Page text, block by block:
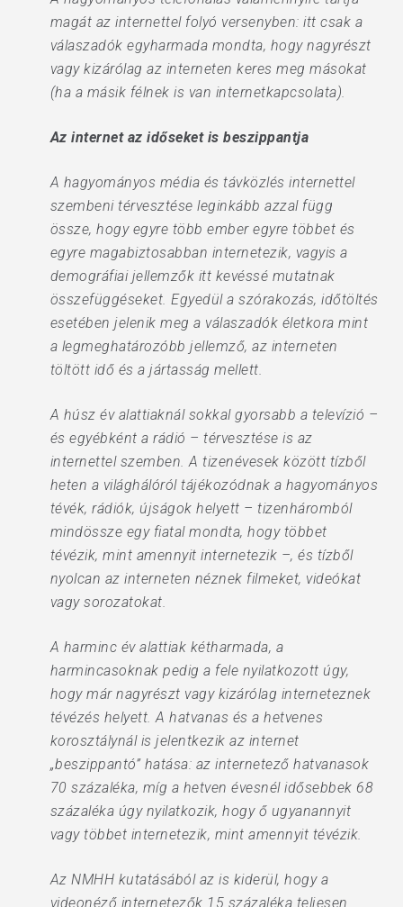
magát az internettel folyó versenyben: itt csak a
válaszadók egyharmada mondta, hogy nagyrészt
vagy kizárólag az interneten keres meg másokat
(ha a másik félnek is van internetkapcsolata).
Az internet az időseket is beszippantja
A hagyományos média és távközlés internettel
szembeni térvesztése leginkább azzal függ
össze, hogy egyre több ember egyre többet és
egyre magabiztosabban internetezik, vagyis a
demográfiai jellemzők itt kevéssé mutatnak
összefüggéseket. Egyedül a szórakozás, időtöltés
esetében jelenik meg a válaszadók életkora mint
a legmeghatározóbb jellemző, az interneten
töltött idő és a jártasság mellett.
A húsz év alattiaknál sokkal gyorsabb a televízió –
és egyébként a rádió – térvesztése is az
internettel szemben. A tizenévesek között tízből
heten a világhálóról tájékozódnak a hagyományos
tévék, rádiók, újságok helyett – tizenháromból
mindössze egy fiatal mondta, hogy többet
tévézik, mint amennyit internetezik –, és tízből
nyolcan az interneten néznek filmeket, videókat
vagy sorozatokat.
A harminc év alattiak kétharmada, a
harmincasoknak pedig a fele nyilatkozott úgy,
hogy már nagyrészt vagy kizárólag interneteznek
tévézés helyett. A hatvanas és a hetvenes
korosztálynál is jelentkezik az internet
„beszippantó” hatása: az internetező hatvanasok
70 százaléka, míg a hetven évesnél idősebbek 68
százaléka úgy nyilatkozik, hogy ő ugyanannyit
vagy többet internetezik, mint amennyit tévézik.
Az NMHH kutatásából az is kiderül, hogy a
videonéző internetezők 15 százaléka teljesen